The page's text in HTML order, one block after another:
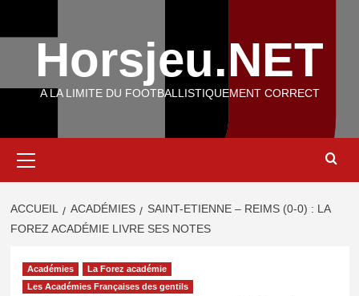
Horsjeu.NET
A LA LIMITE DU FOOTBALLISTIQUEMENT CORRECT
principal
ACCUEIL ACADÉMIES
SAINT-ETIENNE – REIMS (0-0) : LA
FOREZ ACADÉMIE LIVRE SES NOTES
Académies
La Forez académie
Les Académies Françaises des gentils